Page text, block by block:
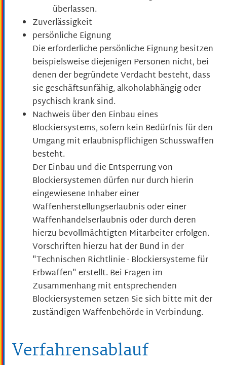
überlassen.
Zuverlässigkeit
persönliche Eignung
Die erforderliche persönliche Eignung besitzen
beispielsweise diejenigen Personen nicht, bei
denen der begründete Verdacht besteht, dass
sie geschäftsunfähig, alkoholabhängig oder
psychisch krank sind.
Nachweis über den Einbau eines
Blockiersystems, sofern kein Bedürfnis für den
Umgang mit erlaubnispflichigen Schusswaffen
besteht.
DerEinbau und die Entsperrung von
Blockiersystemen dürfen nur durch hierin
eingewiesene Inhaber einer
Waffenherstellungserlaubnis oder einer
Waffenhandelserlaubnisoder durch deren
hierzu bevollmächtigten Mitarbeiter erfolgen.
Vorschriften hierzu hat der Bund in der
"Technischen Richtlinie - Blockiersysteme für
Erbwaffen" erstellt. Bei Fragen im
Zusammenhang mit entsprechenden
Blockiersystemen setzen Sie sich bitte mit der
zuständigen Waffenbehörde in Verbindung.
Verfahrensablauf